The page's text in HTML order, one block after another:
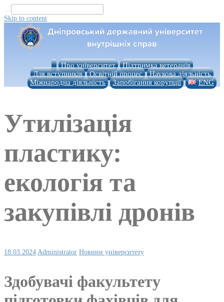
...
Skip to content
Про університет
Підтримка ветеранів
Для вступників
Освітній процес
Наукова діяльність
Міжнародна діяльність
Запобігання корупції ENG
Утилізація
пластику:
екологія та
закупівлі дронів
18.03.2024 Administrator Новини університету
Здобувачі факультету